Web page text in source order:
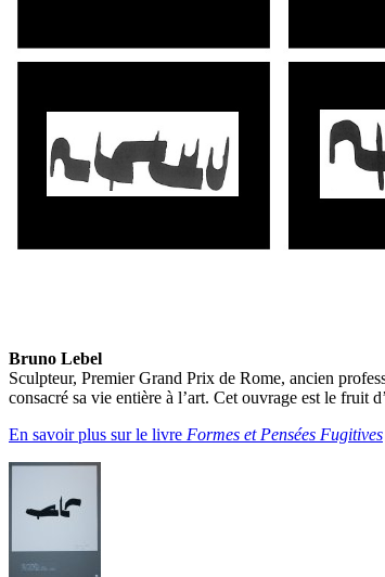
Bruno Lebel
Sculpteur, Premier Grand Prix de Rome, ancien
consacré sa vie entière à l’art. Cet ouvrage est le fruit
En savoir plus sur le livre Formes et Pensées Fugitives